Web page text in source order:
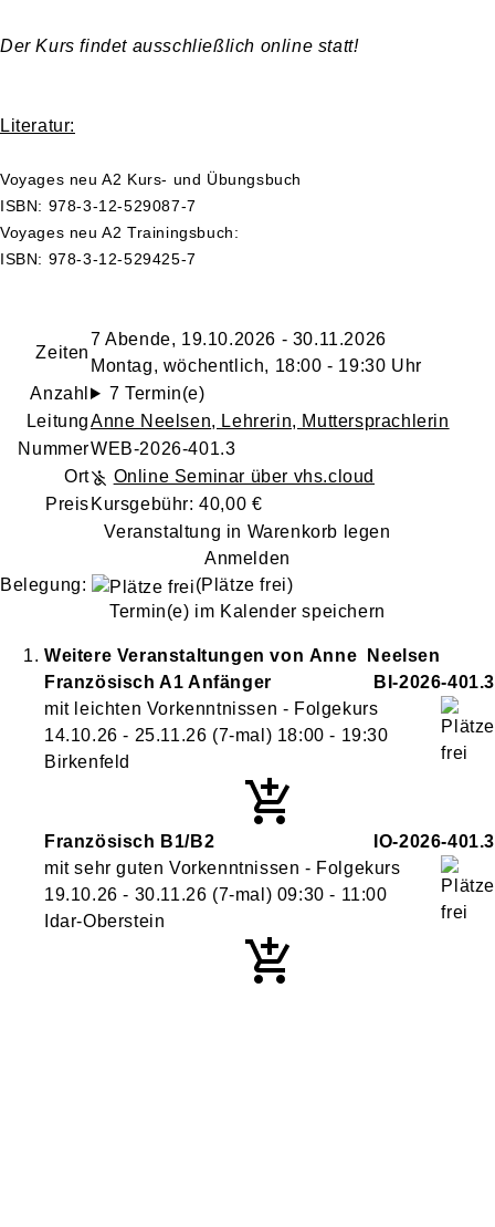
Der Kurs findet ausschließlich online statt!
Literatur:
Voyages neu A2 Kurs- und Übungsbuch
ISBN: 978-3-12-529087-7
Voyages neu A2 Trainingsbuch:
ISBN: 978-3-12-529425-7
Zeiten
7 Abende, 19.10.2026 - 30.11.2026
Montag, wöchentlich, 18:00 - 19:30 Uhr
Anzahl
7 Termin(e)
LeitungAnne Neelsen, Lehrerin, Muttersprachlerin
NummerWEB-2026-401.3
Ort
Online Seminar über vhs.cloud
Preis Kursgebühr: 40,00 €
Veranstaltung in Warenkorb legen
Anmelden
Belegung:
(Plätze frei)
Termin(e) im Kalender speichern
Weitere Veranstaltungen von Anne
Neelsen
Französisch A1 Anfänger
BI-2026-401.3
mit leichten Vorkenntnissen - Folgekurs
14.10.26 - 25.11.26 (7-mal) 18:00 - 19:30
Birkenfeld
Französisch B1/B2
IO-2026-401.3
mit sehr guten Vorkenntnissen - Folgekurs
19.10.26 - 30.11.26 (7-mal) 09:30 - 11:00
Idar-Oberstein